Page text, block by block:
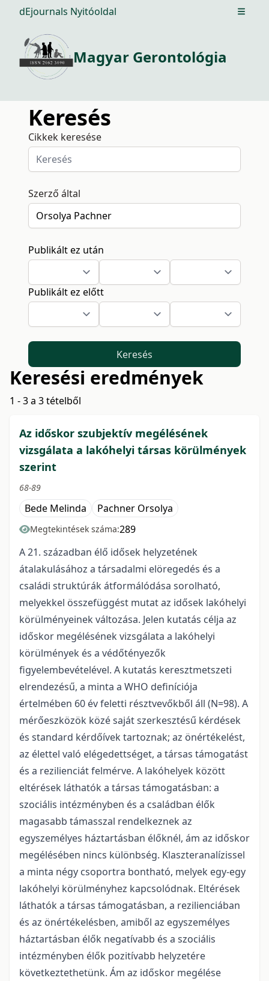
dEjournals Nyitóoldal Open
Magyar Gerontológia
Keresés
Cikkek keresése
Szerző által
Publikált ez után
Publikált ez előtt
Keresés
Keresési eredmények
1 - 3 a 3 tételből
Az időskor szubjektív megélésének
vizsgálata a lakóhelyi társas körülmények
szerint
68-89
Bede Melinda Pachner Orsolya
Megtekintések száma:289
A 21. században élő idősek helyzetének
átalakulásához a társadalmi elöregedés és a
családi struktúrák átformálódása sorolható,
melyekkel összefüggést mutat az idősek lakóhelyi
körülményeinek változása. Jelen kutatás célja az
időskor megélésének vizsgálata a lakóhelyi
körülmények és a védőtényezők
figyelembevételével. A kutatás keresztmetszeti
elrendezésű, a minta a WHO definíciója
értelmében 60 év feletti résztvevőkből áll (N=98). A
mérőeszközök közé saját szerkesztésű kérdések
és standard kérdőívek tartoznak; az önértékelést,
az élettel való elégedettséget, a társas támogatást
és a rezilienciát felmérve. A lakóhelyek között
eltérések láthatók a társas támogatásban: a
szociális intézményben és a családban élők
magasabb támasszal rendelkeznek az
egyszemélyes háztartásban élőknél, ám az időskor
megélésében nincs különbség. Klaszteranalízissel
a minta négy csoportra bontható, melyek egy-egy
lakóhelyi körülményhez kapcsolódnak. Eltérések
láthatók a társas támogatásban, a rezilienciában
és az önértékelésben, amiből az egyszemélyes
háztartásban élők negatívabb és a szociális
intézményben élők pozitívabb helyzetére
következtethetünk. Ám az időskor megélése